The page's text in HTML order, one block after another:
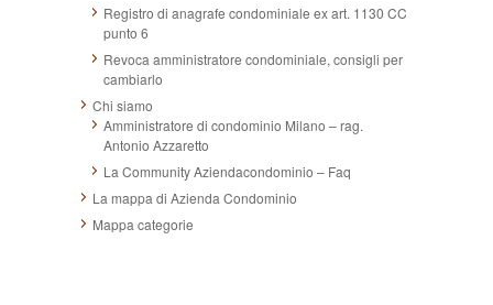
Registro di anagrafe condominiale ex art. 1130 CC
punto 6
Revoca amministratore condominiale, consigli per
cambiarlo
Chi siamo
Amministratore di condominio Milano – rag.
Antonio Azzaretto
La Community Aziendacondominio – Faq
La mappa di Azienda Condominio
Mappa categorie